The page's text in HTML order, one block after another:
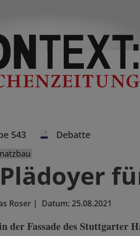
543 Debatte
Roser | Datum:25.08.2021
der Fassade des Stuttgarter